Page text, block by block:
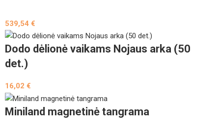
539,54€
Dodo dėlionė vaikams Nojaus arka (50
det.)
16,02€
Miniland magnetinė tangrama